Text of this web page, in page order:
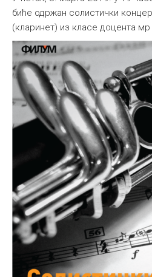
Библиотека
Студенти
Међународна
биће одржан солистички
(кларинет) из класе доцента